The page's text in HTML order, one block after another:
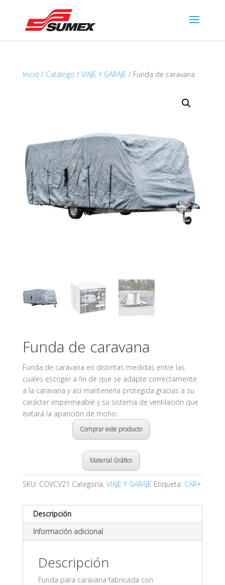
Inicio / Catálogo / VIAJE Y GARAJE / Funda de caravana
Funda de caravana
Funda de caravana en distintas medidas entre las
cuales escoger a fin de que se adapte correctamente
a la caravana y así mantenerla protegida gracias a su
carácter impermeable y su sistema de ventilación que
evitará la aparición de moho.
Comprar este producto
Material Gráfico
SKU: COVCV21 Categoría: VIAJE Y GARAJE Etiqueta: CAR+
Descripción
Información adicional
Descripción
Funda para caravana fabricada con